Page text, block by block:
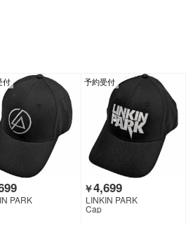
付
PARK
予約受付
￥4,699
LINKIN PARK
Cap